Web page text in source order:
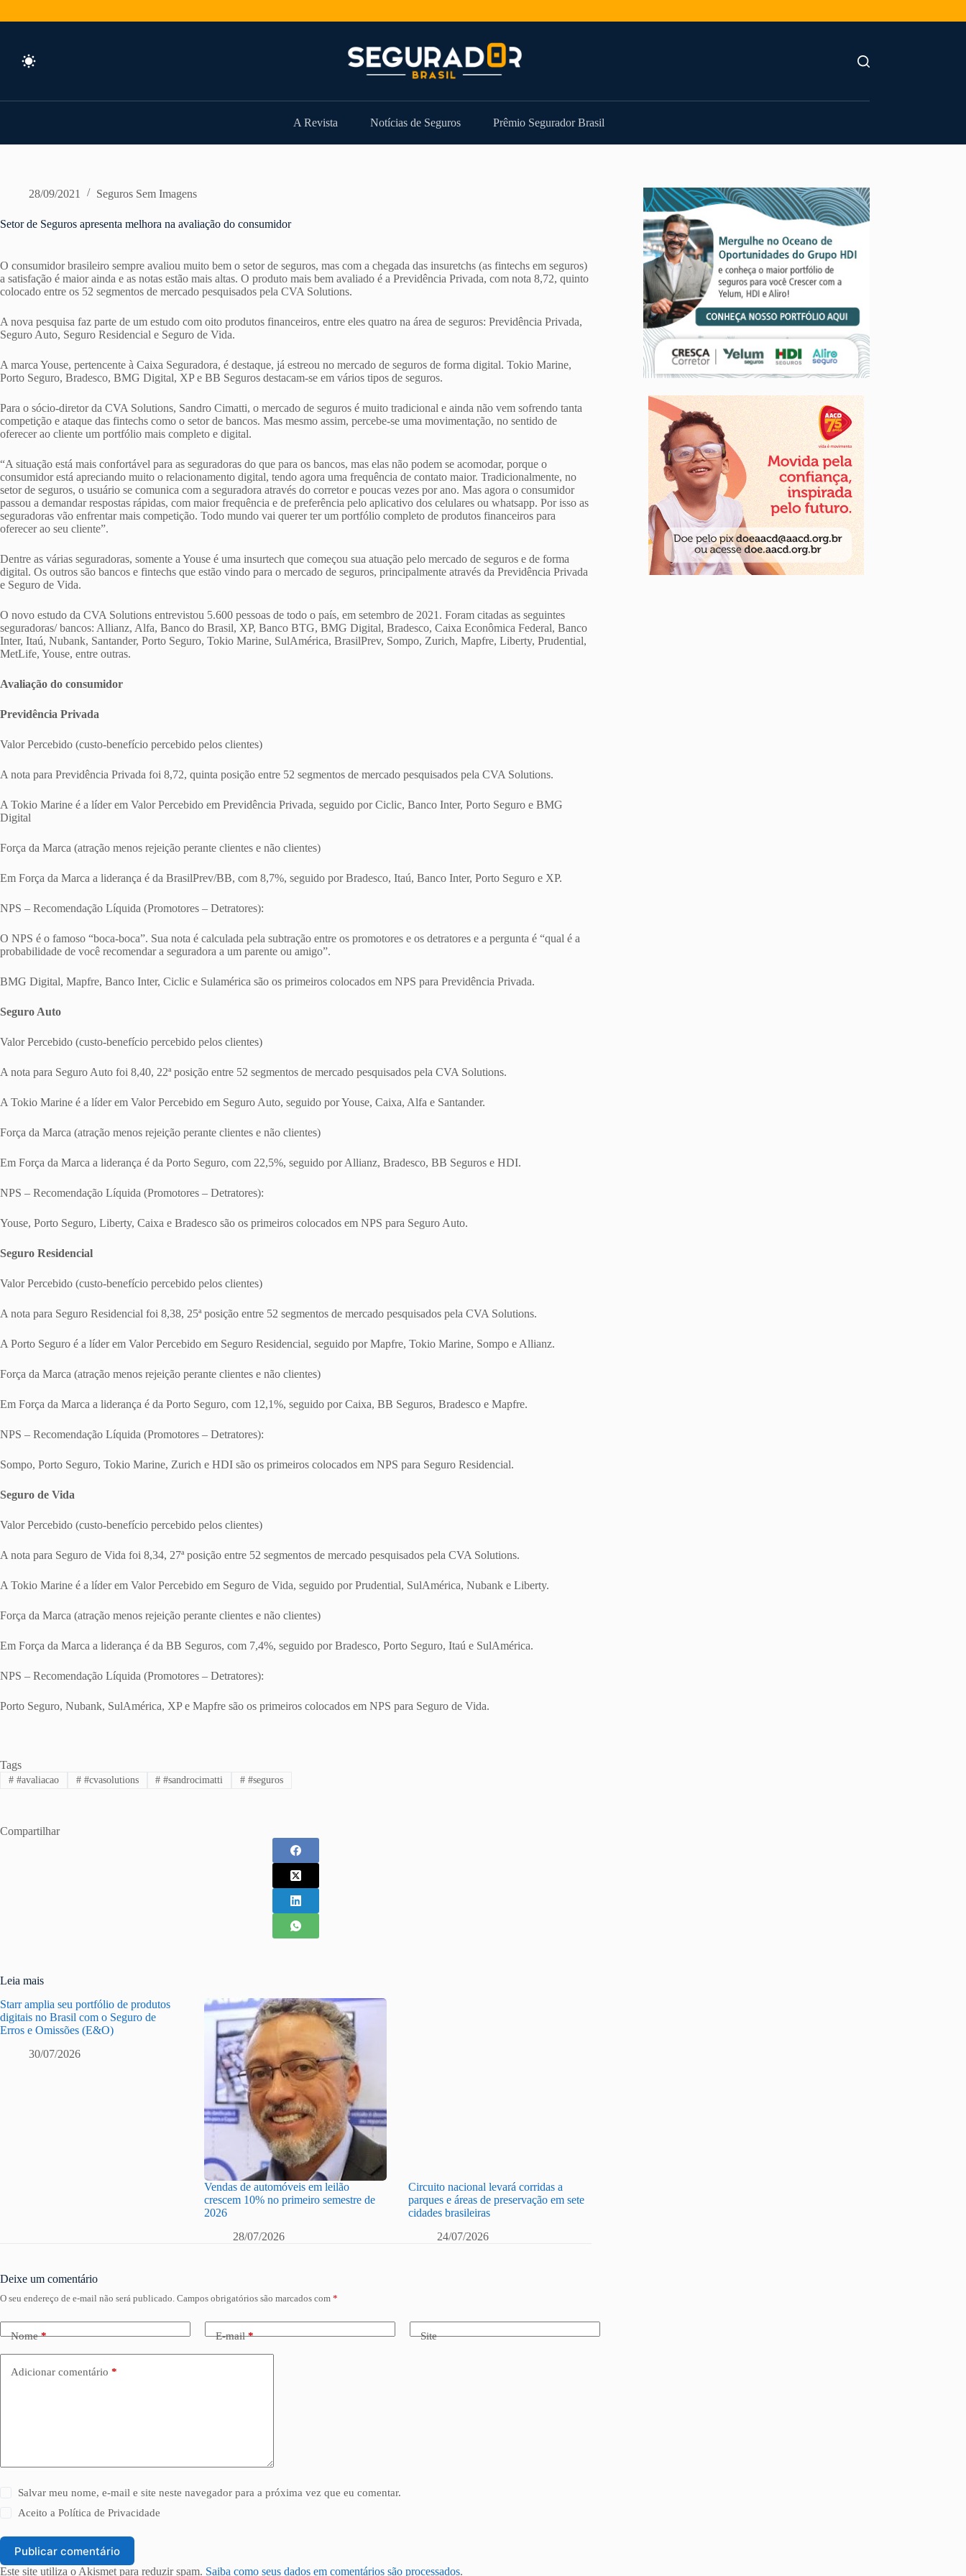
A Revista Notícias de Seguros Prêmio Segurador Brasil
28/09/2021 Seguros Sem Imagens
Setor de Seguros apresenta melhora na avaliação do consumidor
O consumidor brasileiro sempre avaliou muito bem o setor de seguros, mas com a chegada das insuretchs (as fintechs em seguros)
a satisfação é maior ainda e as notas estão mais altas. O produto mais bem avaliado é a Previdência Privada, com nota 8,72, quinto
colocado entre os 52 segmentos de mercado pesquisados pela CVA Solutions.
A nova pesquisa faz parte de um estudo com oito produtos financeiros, entre eles quatro na área de seguros: Previdência Privada,
Seguro Auto, Seguro Residencial e Seguro de Vida.
A marca Youse, pertencente à Caixa Seguradora, é destaque, já estreou no mercado de seguros de forma digital. Tokio Marine,
Porto Seguro, Bradesco, BMG Digital, XP e BB Seguros destacam-se em vários tipos de seguros.
Para o sócio-diretor da CVA Solutions, Sandro Cimatti, o mercado de seguros é muito tradicional e ainda não vem sofrendo tanta
competição e ataque das fintechs como o setor de bancos. Mas mesmo assim, percebe-se uma movimentação, no sentido de
oferecer ao cliente um portfólio mais completo e digital.
“A situação está mais confortável para as seguradoras do que para os bancos, mas elas não podem se acomodar, porque o
consumidor está apreciando muito o relacionamento digital, tendo agora uma frequência de contato maior. Tradicionalmente, no
setor de seguros, o usuário se comunica com a seguradora através do corretor e poucas vezes por ano. Mas agora o consumidor
passou a demandar respostas rápidas, com maior frequência e de preferência pelo aplicativo dos celulares ou whatsapp. Por isso as
seguradoras vão enfrentar mais competição. Todo mundo vai querer ter um portfólio completo de produtos financeiros para
oferecer ao seu cliente”.
Dentre as várias seguradoras, somente a Youse é uma insurtech que começou sua atuação pelo mercado de seguros e de forma
digital. Os outros são bancos e fintechs que estão vindo para o mercado de seguros, principalmente através da Previdência Privada
e Seguro de Vida.
O novo estudo da CVA Solutions entrevistou 5.600 pessoas de todo o país, em setembro de 2021. Foram citadas as seguintes
seguradoras/ bancos: Allianz, Alfa, Banco do Brasil, XP, Banco BTG, BMG Digital, Bradesco, Caixa Econômica Federal, Banco
Inter, Itaú, Nubank, Santander, Porto Seguro, Tokio Marine, SulAmérica, BrasilPrev, Sompo, Zurich, Mapfre, Liberty, Prudential,
MetLife, Youse, entre outras.
Avaliação do consumidor
Previdência Privada
Valor Percebido (custo-benefício percebido pelos clientes)
A nota para Previdência Privada foi 8,72, quinta posição entre 52 segmentos de mercado pesquisados pela CVA Solutions.
A Tokio Marine é a líder em Valor Percebido em Previdência Privada, seguido por Ciclic, Banco Inter, Porto Seguro e BMG
Digital
Força da Marca (atração menos rejeição perante clientes e não clientes)
Em Força da Marca a liderança é da BrasilPrev/BB, com 8,7%, seguido por Bradesco, Itaú, Banco Inter, Porto Seguro e XP.
NPS – Recomendação Líquida (Promotores – Detratores):
O NPS é o famoso “boca-boca”. Sua nota é calculada pela subtração entre os promotores e os detratores e a pergunta é “qual é a
probabilidade de você recomendar a seguradora a um parente ou amigo”.
BMG Digital, Mapfre, Banco Inter, Ciclic e Sulamérica são os primeiros colocados em NPS para Previdência Privada.
Seguro Auto
Valor Percebido (custo-benefício percebido pelos clientes)
A nota para Seguro Auto foi 8,40, 22ª posição entre 52 segmentos de mercado pesquisados pela CVA Solutions.
A Tokio Marine é a líder em Valor Percebido em Seguro Auto, seguido por Youse, Caixa, Alfa e Santander.
Força da Marca (atração menos rejeição perante clientes e não clientes)
Em Força da Marca a liderança é da Porto Seguro, com 22,5%, seguido por Allianz, Bradesco, BB Seguros e HDI.
NPS – Recomendação Líquida (Promotores – Detratores):
Youse, Porto Seguro, Liberty, Caixa e Bradesco são os primeiros colocados em NPS para Seguro Auto.
Seguro Residencial
Valor Percebido (custo-benefício percebido pelos clientes)
A nota para Seguro Residencial foi 8,38, 25ª posição entre 52 segmentos de mercado pesquisados pela CVA Solutions.
A Porto Seguro é a líder em Valor Percebido em Seguro Residencial, seguido por Mapfre, Tokio Marine, Sompo e Allianz.
Força da Marca (atração menos rejeição perante clientes e não clientes)
Em Força da Marca a liderança é da Porto Seguro, com 12,1%, seguido por Caixa, BB Seguros, Bradesco e Mapfre.
NPS – Recomendação Líquida (Promotores – Detratores):
Sompo, Porto Seguro, Tokio Marine, Zurich e HDI são os primeiros colocados em NPS para Seguro Residencial.
Seguro de Vida
Valor Percebido (custo-benefício percebido pelos clientes)
A nota para Seguro de Vida foi 8,34, 27ª posição entre 52 segmentos de mercado pesquisados pela CVA Solutions.
A Tokio Marine é a líder em Valor Percebido em Seguro de Vida, seguido por Prudential, SulAmérica, Nubank e Liberty.
Força da Marca (atração menos rejeição perante clientes e não clientes)
Em Força da Marca a liderança é da BB Seguros, com 7,4%, seguido por Bradesco, Porto Seguro, Itaú e SulAmérica.
NPS – Recomendação Líquida (Promotores – Detratores):
Porto Seguro, Nubank, SulAmérica, XP e Mapfre são os primeiros colocados em NPS para Seguro de Vida.
Tags
##avaliacao ##cvasolutions # #sandrocimatti # #seguros
Compartilhar
Leia mais
Starr amplia seu portfólio de produtos
digitais no Brasil com o Seguro de
Erros e Omissões (E&O)
30/07/2026
Vendas de automóveis em leilão
crescem 10% no primeiro semestre de
2026
28/07/2026
Circuito nacional levará corridas a
parques e áreas de preservação em sete
cidades brasileiras
24/07/2026
Deixe um comentário
O seu endereço de e-mail não será publicado. Campos obrigatórios são marcados com *
Nome* E-mail* Site
Adicionar comentário *
Salvar meu nome, e-mail e site neste navegador para a próxima vez que eu comentar.
Aceito aPolítica de Privacidade
Publicar comentário
Este site utiliza o Akismet para reduzir spam. Saiba como seus dados em comentários são processados.